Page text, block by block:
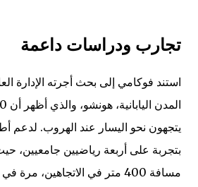
تجارب ودراسات داعمة
استند فوكامي إلى بحث أجرته الإدارة
يتجهون نحو اليسار عند الهروب. لدعم
بتجربة على أربعة رياضيين جامعيين،
مسافة 400 متر في الاتجاهين،